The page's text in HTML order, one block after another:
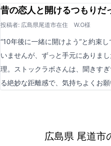
昔の恋人と開けるつもりだ
投稿者: 広島県尾道市在住 W.O様
“10年後に一緒に開けよう”と約束
いませんが、ずっと手元にありま
理。ストックラボさんは、聞きす
る絶妙な距離感で、気持ちよくお願
広島県 尾道市